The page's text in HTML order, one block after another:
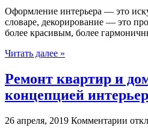
Оформление интерьера — это
словаре, декорирование — это
более красивым, более
Читать далее »
Ремонт квартир и
концепцией
26 апреля, 2019 Комментарии к